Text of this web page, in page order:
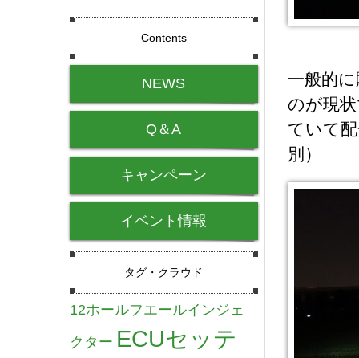
一般的
のが現
ていて
別）
Contents
NEWS
Q＆A
キャンペーン
イベント情報
タグ・クラウド
12ホールフエールインジェ
クター ECUセッテ